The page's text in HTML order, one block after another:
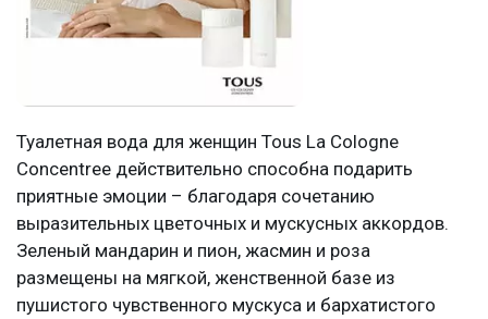
Туалетная вода для женщин Tous La Cologne
Concentree действительно способна подарить
приятные эмоции – благодаря сочетанию
выразительных цветочных и мускусных аккордов.
Зеленый мандарин и пион, жасмин и роза
размещены на мягкой, женственной базе из
пушистого чувственного мускуса и бархатистого